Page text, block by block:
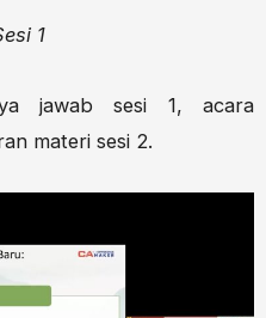
1
jawab sesi 1, acara
materi sesi 2.